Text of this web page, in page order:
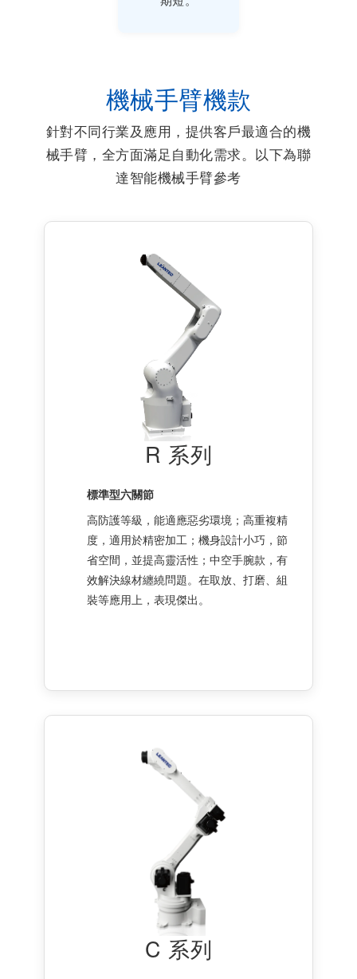
機械手臂機款
針對不同行業及應用，提供客戶最適合的機
械手臂，全方面滿足自動化需求。以下為聯
達智能機械手臂參考
R 系列
標準型六關節
高防護等級，能適應惡劣環境；高重複精
度，適用於精密加工；機身設計小巧，節
省空間，並提高靈活性；中空手腕款，有
效解決線材纏繞問題。在取放、打磨、組
裝等應用上，表現傑出。
C 系列